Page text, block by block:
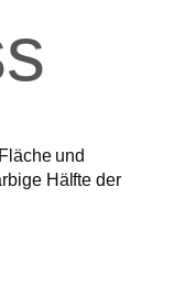
und
Hälfte der